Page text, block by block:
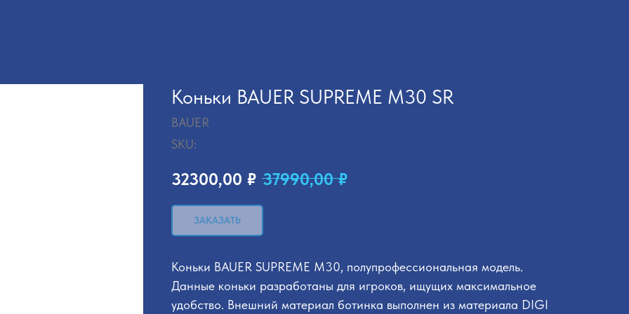
Коньки BAUER SUPREME M30 SR
BAUER
SKU:
32300,00 ₽ 37990,00 ₽
ЗАКАЗАТЬ
Коньки BAUER SUPREME M30, полупрофессиональная модель.
Данные коньки разработаны для игроков, ищущих максимальное
удобство. Внешний материал ботинка выполнен из материала DIGI